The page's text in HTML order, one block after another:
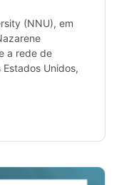
(NNU), em
a rede de
Unidos,